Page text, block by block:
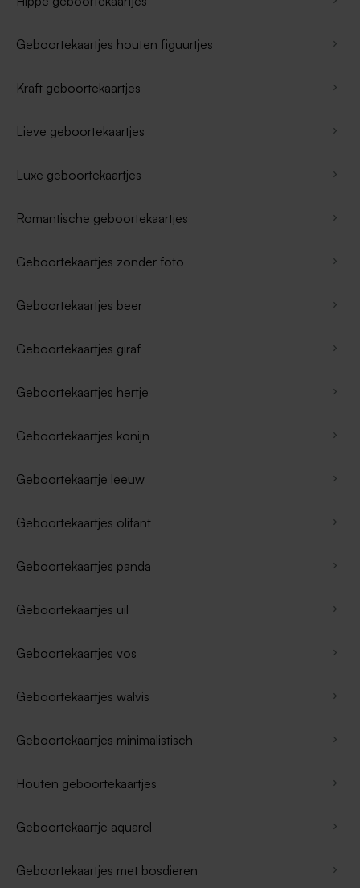
Geboortekaartjes houten figuurtjes
Kraft geboortekaartjes
Lieve geboortekaartjes
Luxe geboortekaartjes
Romantische geboortekaartjes
Geboortekaartjes zonder foto
Geboortekaartjes beer
Geboortekaartjes giraf
Geboortekaartjes hertje
Geboortekaartjes konijn
Geboortekaartje leeuw
Geboortekaartjes olifant
Geboortekaartjes panda
Geboortekaartjes uil
Geboortekaartjes vos
Geboortekaartjes walvis
Geboortekaartjes minimalistisch
Houten geboortekaartjes
Geboortekaartje aquarel
Geboortekaartjes met bosdieren